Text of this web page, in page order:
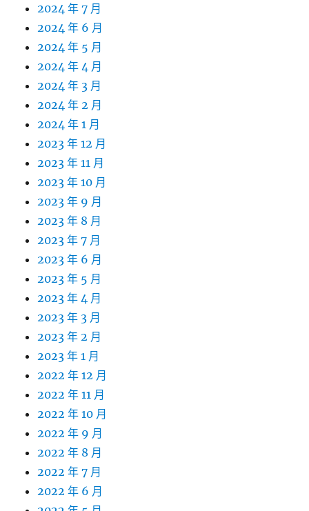
2024 年 7 月
2024 年 6 月
2024 年 5 月
2024 年 4 月
2024 年 3 月
2024 年 2 月
2024 年 1 月
2023 年 12 月
2023 年 11 月
2023 年 10 月
2023 年 9 月
2023 年 8 月
2023 年 7 月
2023 年 6 月
2023 年 5 月
2023 年 4 月
2023 年 3 月
2023 年 2 月
2023 年 1 月
2022 年 12 月
2022 年 11 月
2022 年 10 月
2022 年 9 月
2022 年 8 月
2022 年 7 月
2022 年 6 月